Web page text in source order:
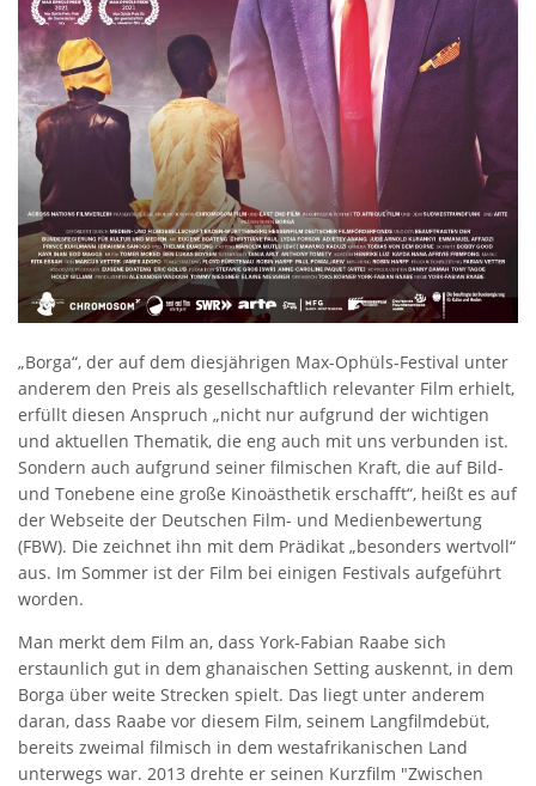
„Borga“, der auf dem diesjährigen Max-Ophüls-Festival unter
anderem den Preis als gesellschaftlich relevanter Film erhielt,
erfüllt diesen Anspruch „nicht nur aufgrund der wichtigen
und aktuellen Thematik, die eng auch mit uns verbunden ist.
Sondern auch aufgrund seiner filmischen Kraft, die auf Bild-
und Tonebene eine große Kinoästhetik erschafft“, heißt es auf
der Webseite der Deutschen Film- und Medienbewertung
(FBW). Die zeichnet ihn mit dem Prädikat „besonders wertvoll“
aus. Im Sommer ist der Film bei einigen Festivals aufgeführt
worden.
Man merkt dem Film an, dass York-Fabian Raabe sich
erstaunlich gut in dem ghanaischen Setting auskennt, in dem
Borga über weite Strecken spielt. Das liegt unter anderem
daran, dass Raabe vor diesem Film, seinem Langfilmdebüt,
bereits zweimal filmisch in dem westafrikanischen Land
unterwegs war. 2013 drehte er seinen Kurzfilm "Zwischen